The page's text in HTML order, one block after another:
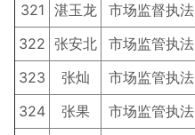
321 湛玉龙 市场监督执法
322 张安北 市场监管执法
323
张灿 市场监管执法
324
张果 市场监管执法